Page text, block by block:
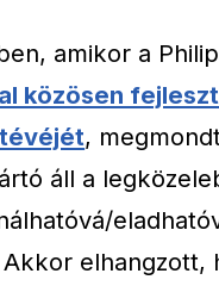
amikor a
közösen
,
áll a
elhangzott,